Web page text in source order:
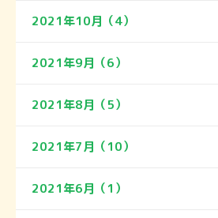
2021年10月（4）
2021年9月（6）
2021年8月（5）
2021年7月（10）
2021年6月（1）